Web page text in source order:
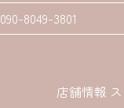
090-8049-3801
店舗情報